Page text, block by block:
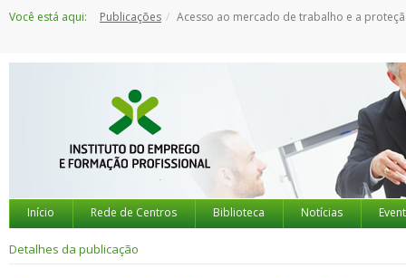
paraVocê está aqui: Publicações Acesso ao mercado de trabalho e a proteção social das pessoas que trabalham no setor
Início Rede de Centros Biblioteca Notícias
Detalhes da publicação